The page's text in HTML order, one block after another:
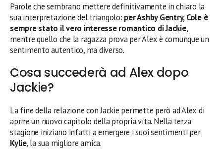
Parole che sembrano mettere definitivamente in chiaro la
sua interpretazione del triangolo: per Ashby Gentry, Cole è
sempre stato il vero interesse romantico di Jackie,
mentre quello che la ragazza prova per Alex è comunque un
sentimento autentico, ma diverso.
Cosa succederà ad Alex dopo
Jackie?
La fine della relazione con Jackie permette però ad Alex di
aprire un nuovo capitolo della propria vita. Nella terza
stagione iniziano infatti a emergere i suoi sentimenti per
Kylie, la sua migliore amica.